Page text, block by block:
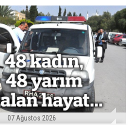
07 Ağustos 2026